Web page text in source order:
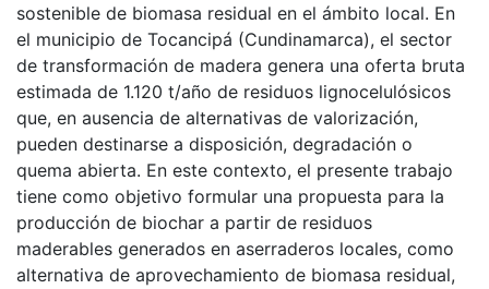
sostenible de biomasa residual en el ámbito local. En
el municipio de Tocancipá (Cundinamarca), el sector
de transformación de madera genera una oferta bruta
estimada de 1.120 t/año de residuos lignocelulósicos
que, en ausencia de alternativas de valorización,
pueden destinarse a disposición, degradación o
quema abierta. En este contexto, el presente trabajo
tiene como objetivo formular una propuesta para la
producción de biochar a partir de residuos
maderables generados en aserraderos locales, como
alternativa de aprovechamiento de biomasa residual,